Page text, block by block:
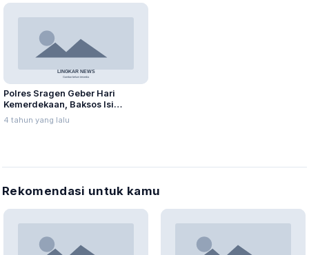
Polres Sragen Geber Hari
Kemerdekaan, Baksos Isi
Oksigen Gratis
4 tahun yang lalu
Rekomendasi untuk kamu